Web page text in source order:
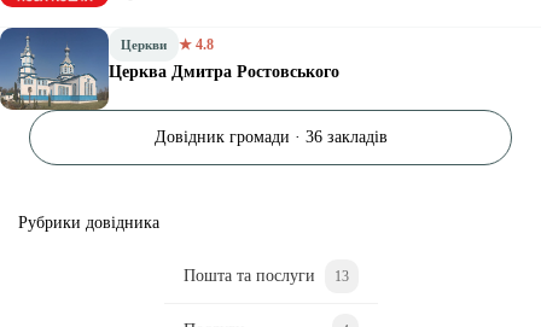
Церкви ★ 4.8
Церква Дмитра Ростовського
Довідник громади · 36 закладів
Рубрики довідника
Пошта та послуги 13